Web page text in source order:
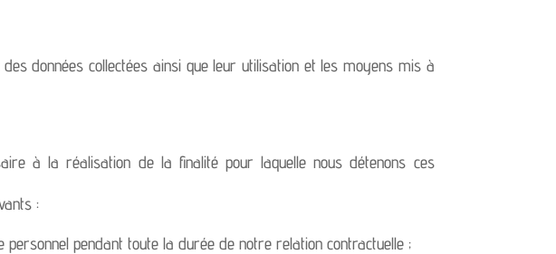
données collectées ainsi que leur utilisation et les moyens mis à
à la réalisation de la finalité pour laquelle nous détenons ces
:
pendant toute la durée de notre relation contractuelle ;